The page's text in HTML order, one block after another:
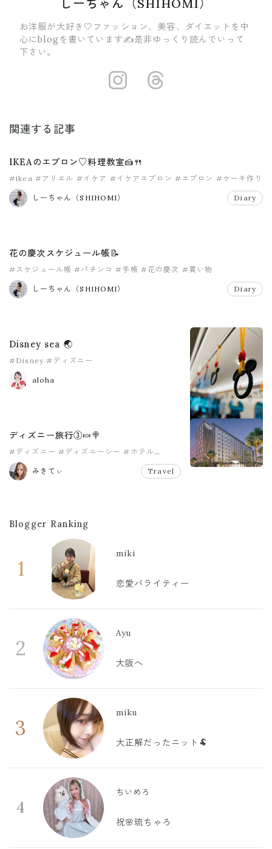
しーちゃん（SHIHOMI）
お洋服が大好き🤍ファッション、美容、ダイエットを中
心にblogを書いています✍️是非ゆっくり読んでいって
下さい。
https://
関連する記事
IKEAのエプロン♡料理教室🍰🍴
#ikea #アリエル #イケア #イケアエプロン #エプロン #ケーキ作り
しーちゃん（SHIHOMI） Diary
花の慶次スケジュール帳📝
#スケジュール帳 #パチンコ #手帳 #花の慶次 #貰い物
しーちゃん（SHIHOMI） Diary
Disney sea 🌏
#Disney #ディズニー
aloha
ディズニー旅行③🍬🍭
#ディズニー #ディズニーシー #ホテル
#家族旅行
みきてぃ
Travel
Blogger Ranking
1
miki
恋愛バライティー
2
Ayu
大阪へ
3
miku
大正解だったニット🐏
4
ちいめろ
祝🌸琉ちゃろ